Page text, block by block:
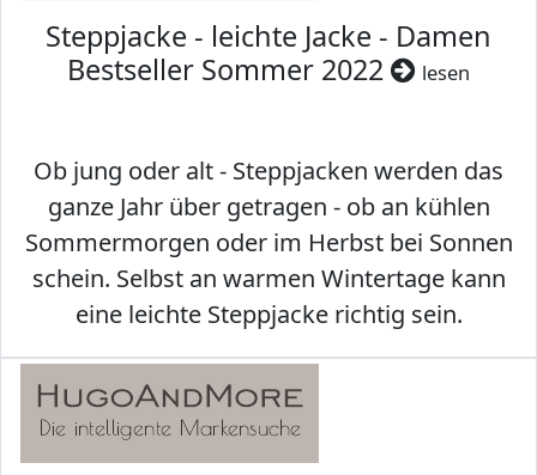
Steppjacke - leichte Jacke - Damen
Bestseller Sommer 2022
lesen
Ob jung oder alt - Steppjacken werden das
ganze Jahr über getragen - ob an kühlen
Sommermorgen oder im Herbst bei Sonnen
schein. Selbst an warmen Wintertage kann
eine leichte Steppjacke richtig sein.